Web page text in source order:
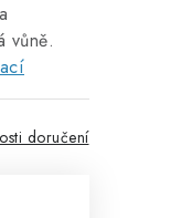
vůně.
doručení